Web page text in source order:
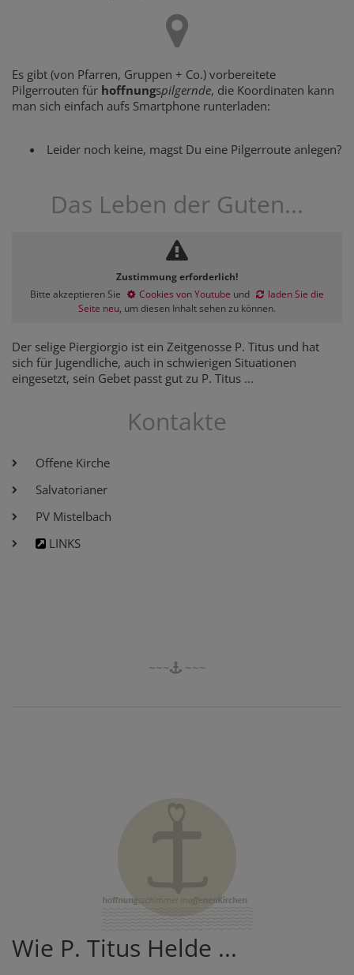
Es gibt (von Pfarren, Gruppen + Co.) vorbereitete
Pilgerrouten für hoffnungspilgernde, die Koordinaten kann
man sich einfach aufs Smartphone runterladen:
Leider noch keine, magst Du eine Pilgerroute anlegen?
Das Leben der Guten...
Zustimmung erforderlich!
Bitte akzeptieren Sie
Cookies von Youtube und
laden Sie die
Seite neu, um diesen Inhalt sehen zu können.
Der selige Piergiorgio ist ein Zeitgenosse P. Titus und hat
sich für Jugendliche, auch in schwierigen Situationen
eingesetzt, sein Gebet passt gut zu P. Titus ...
Kontakte
Offene Kirche
Salvatorianer
PV Mistelbach
LINKS
~~~ ~~~
Wie P. Titus Helde ...